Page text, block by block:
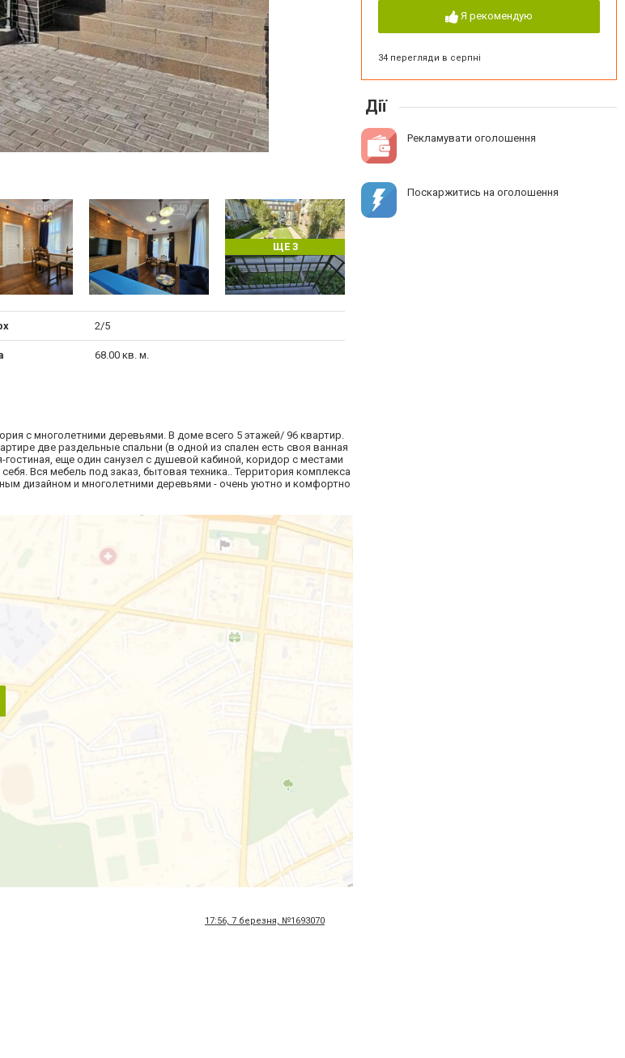
ЩЕ 3
2/5
68.00 кв. м.
с многолетними деревьями. В доме всего 5 этажей/ 96 квартир.
две раздельные спальни (в одной из спален есть своя ванная
еще один санузел с душевой кабиной, коридор с местами
Вся мебель под заказ, бытовая техника.. Территория комплекса
дизайном и многолетними деревьями - очень уютно и комфортно
17:56, 7 березня, №1693070
Я рекомендую
34 перегляди в серпні
Дії
Рекламувати оголошення
Поскаржитись на оголошення